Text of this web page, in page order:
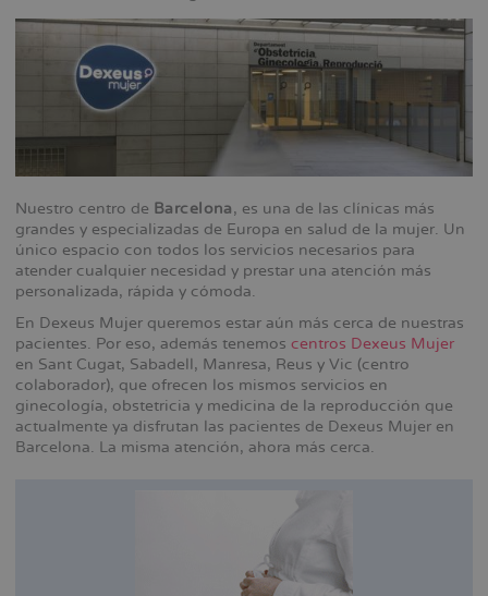
Nuestro centro de Barcelona, es una de las clínicas más
grandes y especializadas de Europa en salud de la mujer. Un
único espacio con todos los servicios necesarios para
atender cualquier necesidad y prestar una atención más
personalizada, rápida y cómoda.
En Dexeus Mujer queremos estar aún más cerca de nuestras
pacientes. Por eso, además tenemos centros Dexeus Mujer
en Sant Cugat, Sabadell, Manresa, Reus y Vic (centro
colaborador), que ofrecen los mismos servicios en
ginecología, obstetricia y medicina de la reproducción que
actualmente ya disfrutan las pacientes de Dexeus Mujer en
Barcelona. La misma atención, ahora más cerca.